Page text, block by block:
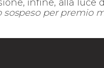
infine, alla luce
sospeso per premio